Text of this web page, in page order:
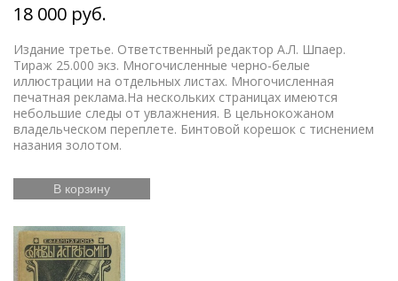
18 000 руб.
Издание третье. Ответственный редактор А.Л. Шпаер.
Тираж 25.000 экз. Многочисленные черно-белые
иллюстрации на отдельных листах. Многочисленная
печатная реклама.На нескольких страницах имеются
небольшие следы от увлажнения. В цельнокожаном
владельческом переплете. Бинтовой корешок с тиснением
назания золотом.
В корзину